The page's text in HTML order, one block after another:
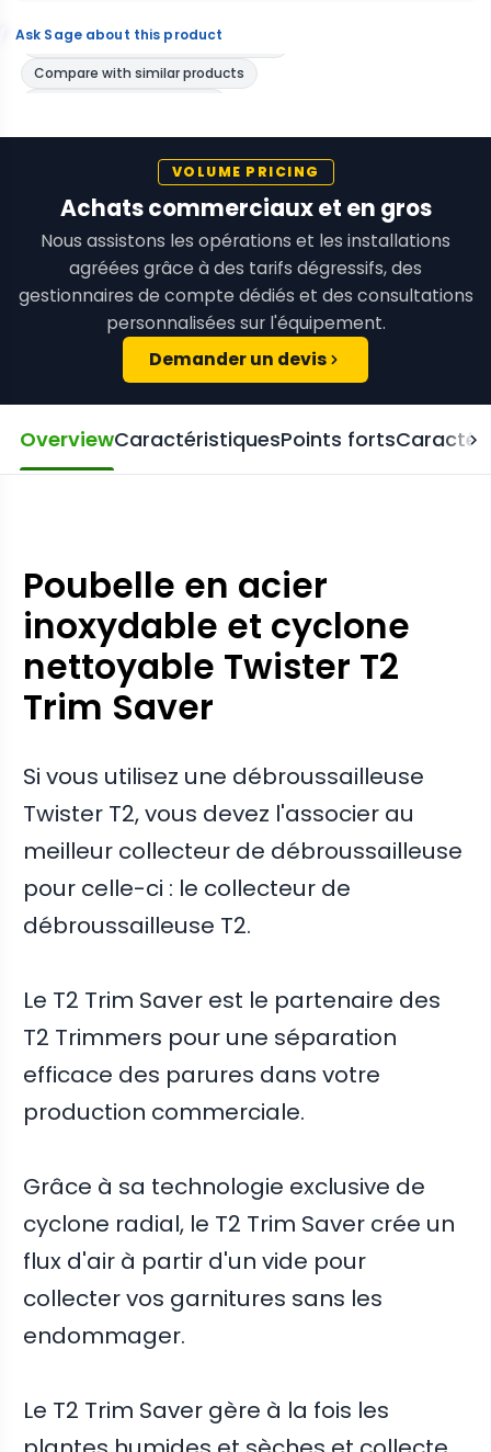
Ask Sage about this product
VOLUME PRICING
Achats commerciaux et en gros
Nous assistons les opérations et les installations
agréées grâce à des tarifs dégressifs, des
gestionnaires de compte dédiés et des consultations
personnalisées sur l'équipement.
Demander un devis
OverviewCaractéristiquesPoints forts
Poubelle en acier
inoxydable et cyclone
nettoyable Twister T2
Trim Saver
Si vous utilisez une débroussailleuse
Twister T2, vous devez l'associer au
meilleur collecteur de débroussailleuse
pour celle-ci : le collecteur de
débroussailleuse T2.
Le T2 Trim Saver est le partenaire des
T2 Trimmers pour une séparation
efficace des parures dans votre
production commerciale.
Grâce à sa technologie exclusive de
cyclone radial, le T2 Trim Saver crée un
flux d'air à partir d'un vide pour
collecter vos garnitures sans les
endommager.
Le T2 Trim Saver gère à la fois les